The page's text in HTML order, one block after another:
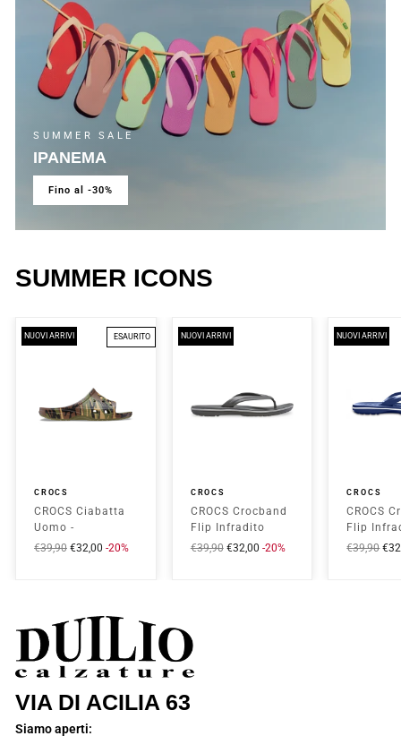
SUMMER SALE
IPANEMA
fino al -30%
SUMMER ICONS
NUOVI ARRIVI ESAURITO
CROCS
CROCS Ciabatta
Uomo -
CR.213312
Prezzo
€39,90 Prezzo
€32,00 -20%
NUOVI ARRIVI
CROCS
CROCS Crocband
Flip Infradito
Unisex - CR.11033
Prezzo
€39,90 Prezzo
€32,00 -20%
NUOVI ARRIVI
CROCS
CROCS
Flip
Unisex -
Prezzo
€39,90
VIA DI ACILIA 63
Siamo aperti: